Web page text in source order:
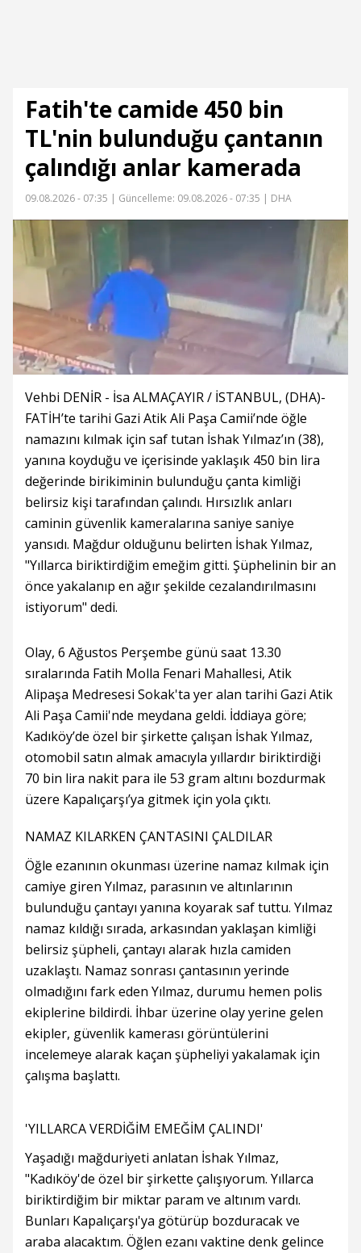
Fatih'te camide 450 bin
TL'nin bulunduğu çantanın
çalındığı anlar kamerada
09.08.2026 - 07:35 | Güncelleme: 09.08.2026 - 07:35 | DHA
Vehbi DENİR - İsa ALMAÇAYIR / İSTANBUL, (DHA)-
FATİH’te tarihi Gazi Atik Ali Paşa Camii’nde öğle
namazını kılmak için saf tutan İshak Yılmaz’ın (38),
yanına koyduğu ve içerisinde yaklaşık 450 bin lira
değerinde birikiminin bulunduğu çanta kimliği
belirsiz kişi tarafından çalındı. Hırsızlık anları
caminin güvenlik kameralarına saniye saniye
yansıdı. Mağdur olduğunu belirten İshak Yılmaz,
"Yıllarca biriktirdiğim emeğim gitti. Şüphelinin bir an
önce yakalanıp en ağır şekilde cezalandırılmasını
istiyorum" dedi.
Olay, 6 Ağustos Perşembe günü saat 13.30
sıralarında Fatih Molla Fenari Mahallesi, Atik
Alipaşa Medresesi Sokak'ta yer alan tarihi Gazi Atik
Ali Paşa Camii'nde meydana geldi. İddiaya göre;
Kadıköy’de özel bir şirkette çalışan İshak Yılmaz,
otomobil satın almak amacıyla yıllardır biriktirdiği
70 bin lira nakit para ile 53 gram altını bozdurmak
üzere Kapalıçarşı’ya gitmek için yola çıktı.
NAMAZ KILARKEN ÇANTASINI ÇALDILAR
Öğle ezanının okunması üzerine namaz kılmak için
camiye giren Yılmaz, parasının ve altınlarının
bulunduğu çantayı yanına koyarak saf tuttu. Yılmaz
namaz kıldığı sırada, arkasından yaklaşan kimliği
belirsiz şüpheli, çantayı alarak hızla camiden
uzaklaştı. Namaz sonrası çantasının yerinde
olmadığını fark eden Yılmaz, durumu hemen polis
ekiplerine bildirdi. İhbar üzerine olay yerine gelen
ekipler, güvenlik kamerası görüntülerini
incelemeye alarak kaçan şüpheliyi yakalamak için
çalışma başlattı.
'YILLARCA VERDİĞİM EMEĞİM ÇALINDI'
Yaşadığı mağduriyeti anlatan İshak Yılmaz,
"Kadıköy'de özel bir şirkette çalışıyorum. Yıllarca
biriktirdiğim bir miktar param ve altınım vardı.
Bunları Kapalıçarşı'ya götürüp bozduracak ve
araba alacaktım. Öğlen ezanı vaktine denk gelince